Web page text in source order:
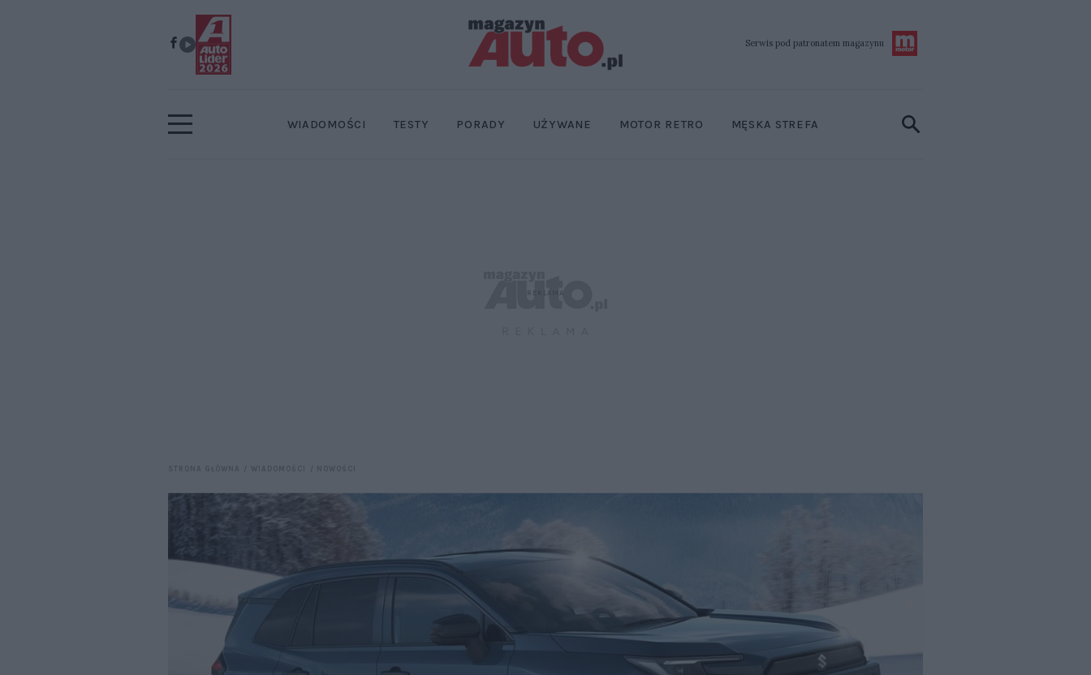
Serwis pod patronatem magazynu
WIADOMOŚCI MOTOR RETRO
TESTY PORADY UŻYWANE MĘSKA STREFA